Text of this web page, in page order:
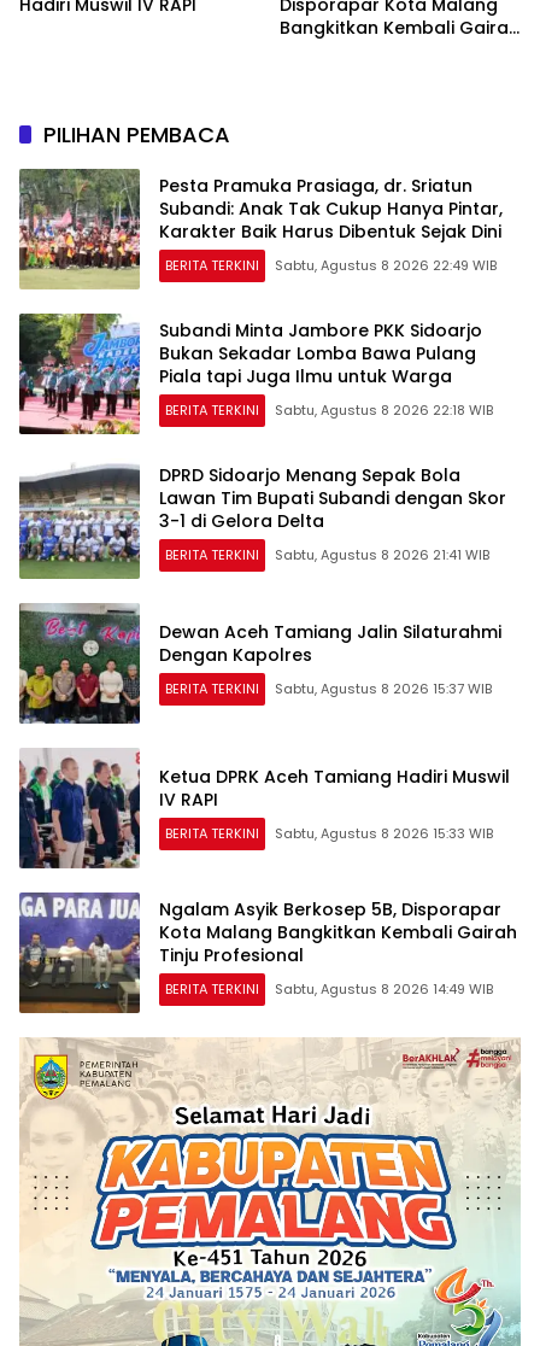
Bangkitkan Kembali Gairah
PILIHAN PEMBACA
Pesta Pramuka Prasiaga, dr. Sriatun
Subandi: Anak Tak Cukup Hanya Pintar,
Karakter Baik Harus Dibentuk Sejak Dini
BERITA TERKINI Sabtu, Agustus 8 2026 22:49 WIB
Subandi Minta Jambore PKK Sidoarjo
Bukan Sekadar Lomba Bawa Pulang
Piala tapi Juga Ilmu untuk Warga
BERITA TERKINI Sabtu, Agustus 8 2026 22:18 WIB
DPRD Sidoarjo Menang Sepak Bola
Lawan Tim Bupati Subandi dengan Skor
3-1 di Gelora Delta
BERITA TERKINI Sabtu, Agustus 8 2026 21:41 WIB
Dewan Aceh Tamiang Jalin Silaturahmi
Dengan Kapolres
BERITA TERKINI Sabtu, Agustus 8 2026 15:37 WIB
Ketua DPRK Aceh Tamiang Hadiri Muswil
IV RAPI
BERITA TERKINI Sabtu, Agustus 8 2026 15:33 WIB
Ngalam Asyik Berkosep 5B, Disporapar
Kota Malang Bangkitkan Kembali Gairah
Tinju Profesional
BERITA TERKINI Sabtu, Agustus 8 2026 14:49 WIB